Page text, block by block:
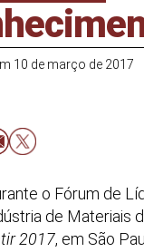
10 de março de 2017
o Fórum de
de Materiais
2017, em São